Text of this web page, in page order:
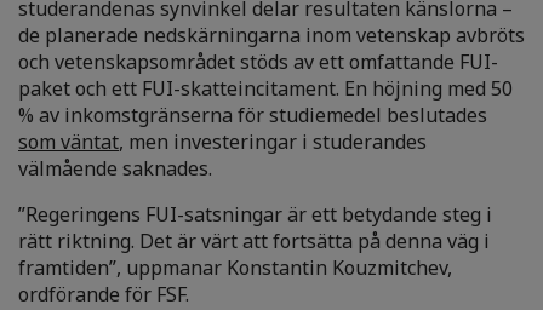
studerandenas synvinkel delar resultaten känslorna –
de planerade nedskärningarna inom vetenskap avbröts
och vetenskapsområdet stöds av ett omfattande FUI-
paket och ett FUI-skatteincitament. En höjning med 50
% av inkomstgränserna för studiemedel beslutades
som väntat, men investeringar i studerandes
välmående saknades.
”Regeringens FUI-satsningar är ett betydande steg i
rätt riktning. Det är värt att fortsätta på denna väg i
framtiden”, uppmanar Konstantin Kouzmitchev,
ordförande för FSF.